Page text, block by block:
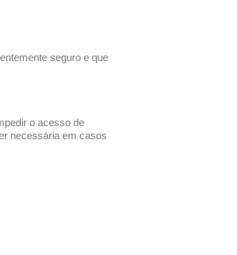
seguro e que
o acesso de
necessária em casos